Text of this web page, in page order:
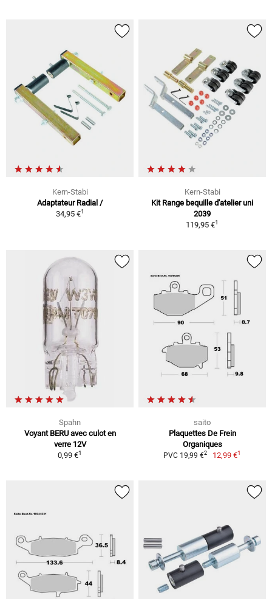
Kern-Stabi
Adaptateur Radial /
34,95 €1
Kern-Stabi
Kit Range bequille d'atelier uni
2039
119,95 €1
Spahn
Voyant BERU avec culot en
verre 12V
0,99 €1
saito
Plaquettes De Frein
Organiques
PVC 19,99 €2 12,99 €1